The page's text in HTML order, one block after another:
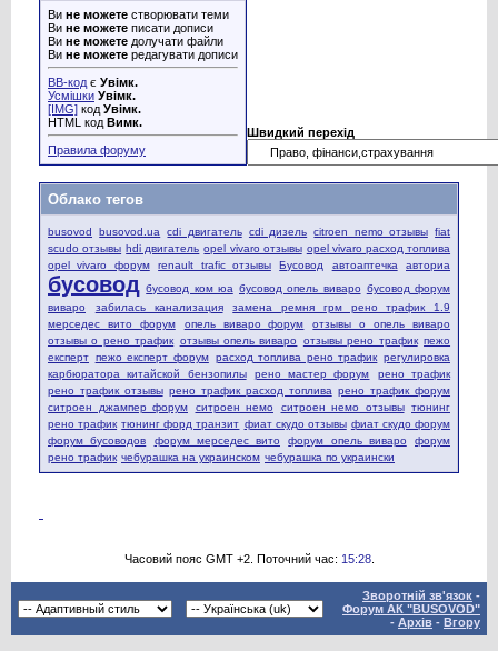
Ви не можете створювати теми
Ви не можете писати дописи
Ви не можете долучати файли
Ви не можете редагувати дописи
BB-код є Увімк.
Усмішки Увімк.
[IMG] код Увімк.
HTML код Вимк.
Правила форуму
Швидкий перехід
Облако тегов
busovod busovod.ua cdi двигатель cdi дизель citroen nemo отзывы fiat
scudo отзывы hdi двигатель opel vivaro отзывы opel vivaro расход топлива
opel vivaro форум
renault trafic отзывы Бусовод автоаптечка авториа
бусовод бусовод ком юа бусовод опель виваро бусовод форум
виваро
забилась канализация
замена ремня грм рено трафик 1.9
мерседес вито форум
опель виваро форум
отзывы о опель виваро
отзывы о рено трафик отзывы опель виваро отзывы рено трафик пежо
експерт пежо експерт форум расход топлива рено трафик регулировка
карбюратора китайской бензопилы
рено мастер форум
рено трафик
рено трафик отзывы рено трафик расход топлива рено трафик форум
ситроен джампер форум
ситроен немо ситроен немо отзывы тюнинг
рено трафик тюнинг форд транзит фиат скудо отзывы фиат скудо форум
форум бусоводов
форум мерседес вито форум опель виваро
форум
рено трафик чебурашка на украинском чебурашка по украински
Часовий пояс GMT +2. Поточний час: 15:28.
Зворотній зв'язок -
Форум АК "BUSOVOD"
- Архів - Вгору